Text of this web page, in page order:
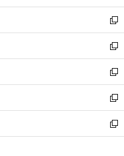
開
く
ウ
で
開
く
し
い
ウ
ィ
ン
ド
ウ
で
開
く
新
し
い
ウ
ィ
ン
ド
ウ
で
開
新
し
い
ウ
ィ
ン
ド
ウ
新
し
い
ウ
ィ
ン
新
し
い
ウ
新
し